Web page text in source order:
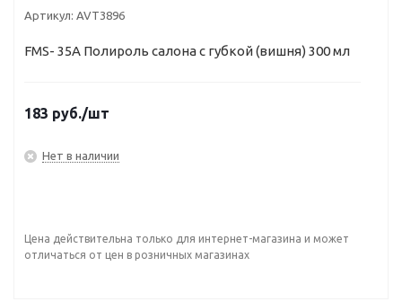
Артикул: AVT3896
FMS- 35А Полироль салона с губкой (вишня) 300 мл
183 руб./шт
Нет в наличии
Цена действительна только для интернет-магазина и может
отличаться от цен в розничных магазинах